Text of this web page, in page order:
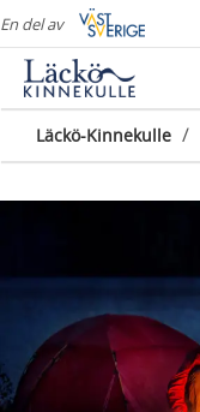
En del av
Läckö-Kinnekulle /